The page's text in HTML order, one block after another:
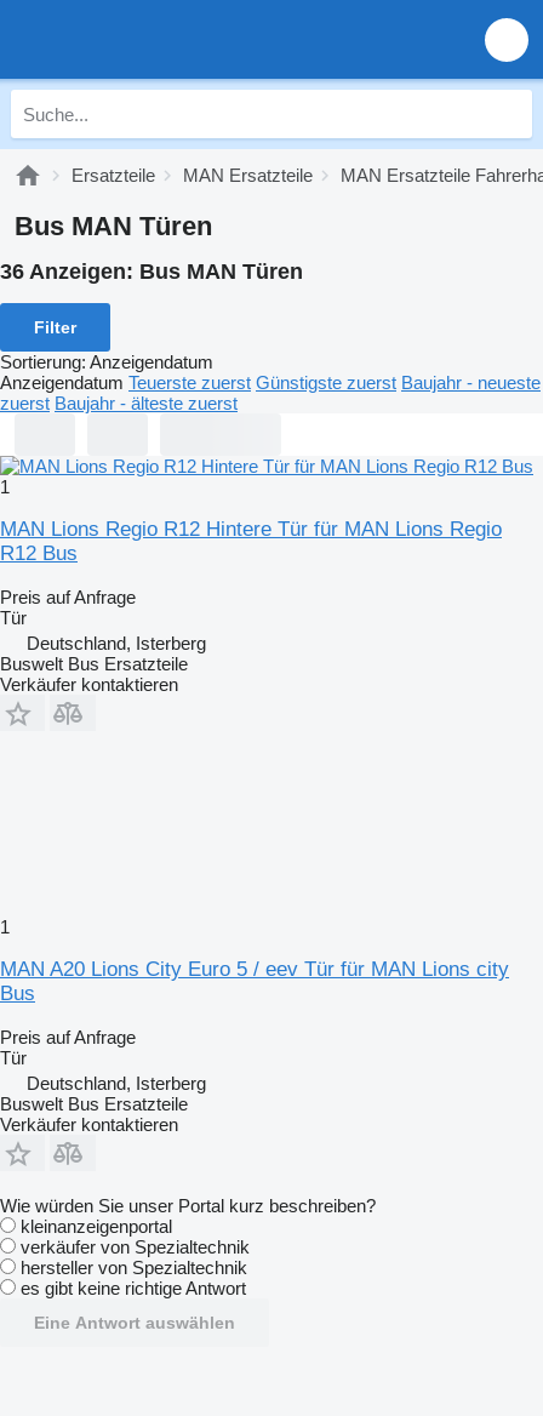
Ersatzteile MAN Ersatzteile MAN Ersatzteile
Bus MAN Türen
36 Anzeigen: Bus MAN Türen
Filter
Sortierung: Anzeigendatum
Anzeigendatum Teuerste zuerst Günstigste zuerst Baujahr - neueste
zuerst Baujahr - älteste zuerst
1
MAN Lions Regio R12 Hintere Tür für MAN Lions Regio
R12 Bus
Preis auf Anfrage
Tür
Deutschland, Isterberg
Buswelt Bus Ersatzteile
Verkäufer kontaktieren
1
MAN A20 Lions City Euro 5 / eev Tür für MAN Lions city
Bus
Preis auf Anfrage
Tür
Deutschland, Isterberg
Buswelt Bus Ersatzteile
Verkäufer kontaktieren
Wie würden Sie unser Portal kurz beschreiben?
kleinanzeigenportal
verkäufer von Spezialtechnik
hersteller von Spezialtechnik
es gibt keine richtige Antwort
Eine Antwort auswählen